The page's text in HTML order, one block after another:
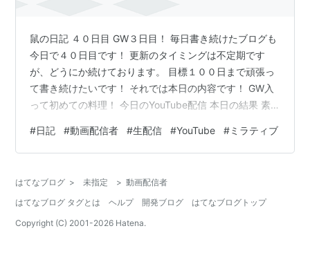
鼠の日記 ４０日目 GW３日目！ 毎日書き続けたブログも
今日で４０日目です！ 更新のタイミングは不定期です
が、どうにか続けております。 目標１００日まで頑張っ
て書き続けたいです！ それでは本日の内容です！ GW入
って初めての料理！ 今日のYouTube配信 本日の結果 素
日の結果 悔しかったのでミラティブでリベンジマッチ
GW入って初めての料理！ 昼ごはんに前日から買い溜め
は、目玉焼きとソーセージです。 目玉焼きを作る際に母
親の作り方を参考にしました。 たしか、卵がある程度焼
けてきたら水を張…
#日記 #動画配信者 #生配信 #YouTube #ミラティブ
はてなブログ > 未指定 > 動画配信者
はてなブログ タグとは
ヘルプ 開発ブログ
はてなブログトップ
Copyright (C) 2001-2026 Hatena.